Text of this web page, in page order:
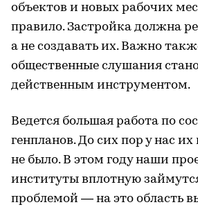
объектов и новых рабочих
правило. Застройка должна
а не создавать их. Важно
общественные слушания
действенным инструментом.
Ведется большая работа по
генпланов. До сих пор у нас
не было. В этом году наши
институты вплотную
проблемой — на это область